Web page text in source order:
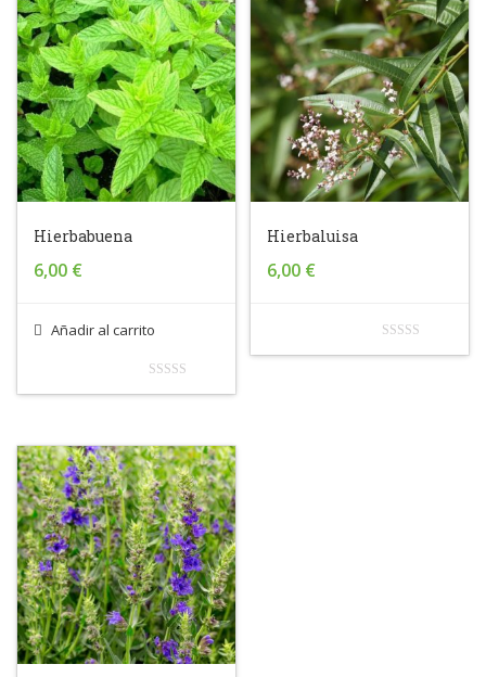
5
Hierbabuena
6,00 €
Añadir al carrito
of
5
Hierbaluisa
6,00 €